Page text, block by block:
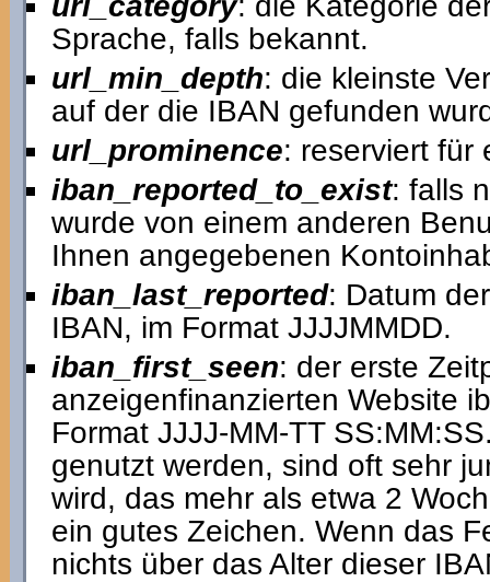
Sprache, falls bekannt.
url_min_depth: die kleinste
auf der die IBAN gefunden
url_prominence: reserviert für
iban_reported_to_exist: falls
wurde von einem anderen
Ihnen angegebenen
iban_last_reported: Datum
IBAN, im Format JJJJMMDD.
iban_first_seen: der erste
anzeigenfinanzierten Website
Format JJJJ-MM-TT
genutzt werden, sind oft sehr
wird, das mehr als etwa 2
ein gutes Zeichen. Wenn das
nichts über das Alter dieser